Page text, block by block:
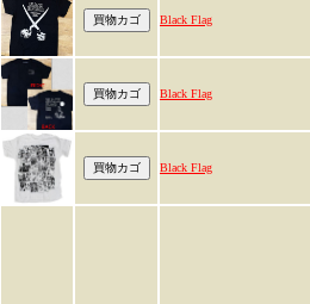
Black Flag
Black Flag
Black Flag